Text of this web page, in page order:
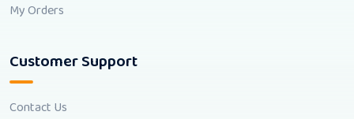
My Orders
Customer Support
Contact Us